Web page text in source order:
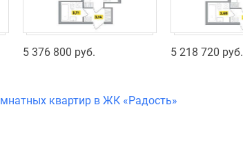
5 376 800 руб. 5 218 720 руб.
квартир в ЖК «Радость»